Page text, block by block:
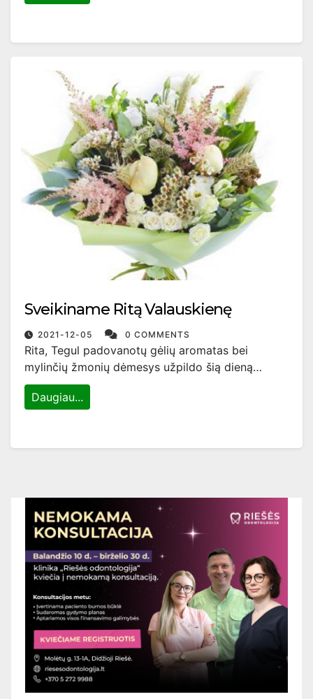
Sveikiname Ritą Valauskienę
2021-12-05 0 COMMENTS
Rita, Tegul padovanotų gėlių aromatas bei
mylinčių žmonių dėmesys užpildo šią dieną…
Daugiau...